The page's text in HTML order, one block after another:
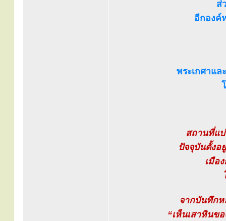
ส่
อีกองค์
พระเกศาแ
สถานที่แ
ปัจจุบันตั้งอ
เมือ
จากบันทึกห
“เห็นเสาหินข